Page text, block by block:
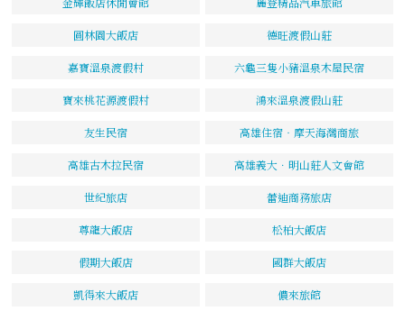
圓林園大飯店 德旺渡假山莊
嘉寶溫泉渡假村 六龜三隻小豬溫泉木屋民宿
寶來桃花源渡假村 鴻來溫泉渡假山莊
友生民宿 高雄住宿‧摩天海灣商旅
高雄古木拉民宿 高雄義大．明山莊人文會館
世紀旅店 蕾迪商務旅店
尊龍大飯店 松柏大飯店
假期大飯店 國群大飯店
凱得來大飯店 儂來旅館